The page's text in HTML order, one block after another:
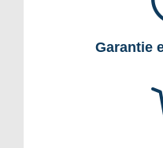
Garantie